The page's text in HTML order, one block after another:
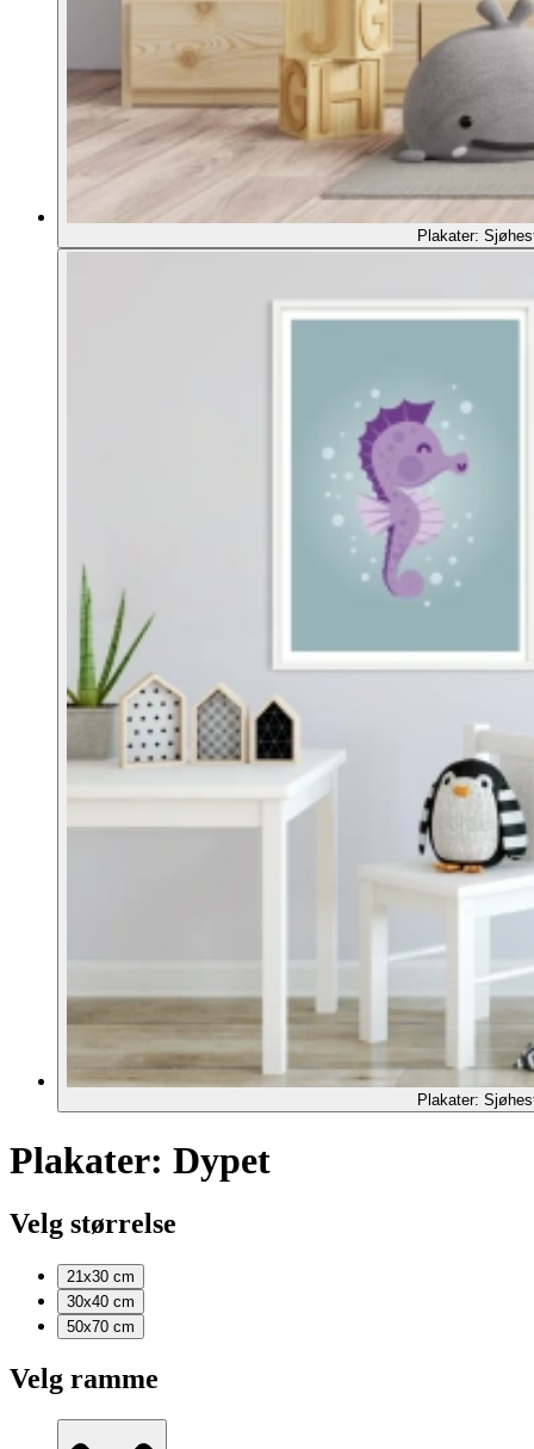
Plakater:
Plakater:
Plakater: Dypet
Velg størrelse
21x30 cm
30x40 cm
50x70 cm
Velg ramme